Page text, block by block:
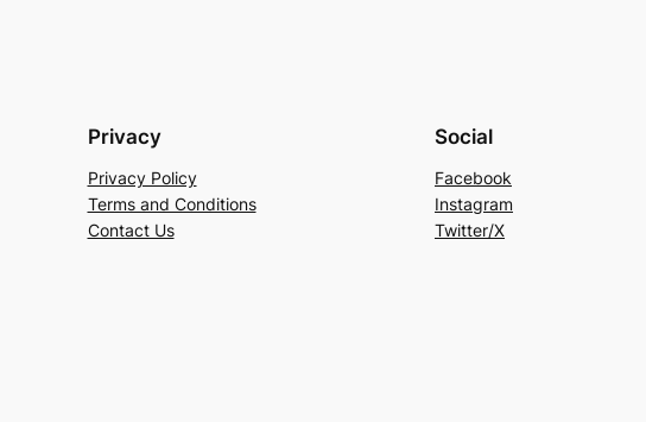
Privacy
Privacy Policy
Terms and Conditions
Contact Us
Social
Facebook
Instagram
Twitter/X